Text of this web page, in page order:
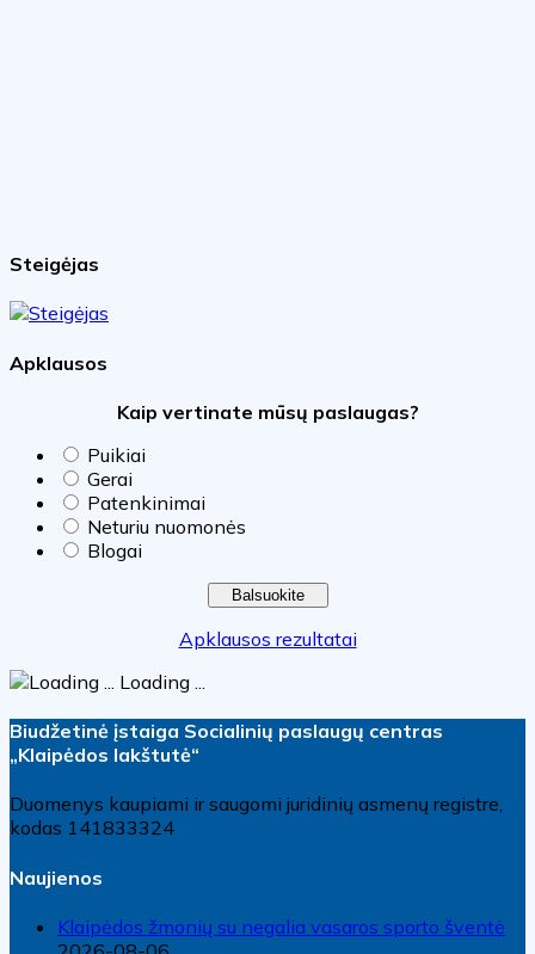
Steigėjas
Apklausos
Kaip vertinate mūsų paslaugas?
Puikiai
Gerai
Patenkinimai
Neturiu nuomonės
Blogai
Apklausos rezultatai
Loading ...
Biudžetinė įstaiga Socialinių paslaugų centras
„Klaipėdos lakštutė“
Duomenys kaupiami ir saugomi juridinių asmenų registre,
kodas 141833324
Naujienos
Klaipėdos žmonių su negalia vasaros sporto šventė